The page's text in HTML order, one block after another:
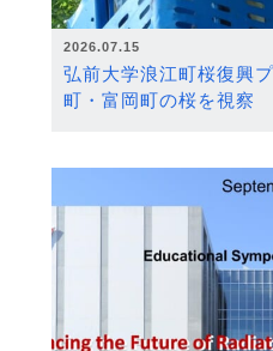
2026.07.15
弘前大学浪江町桜復興
町・富岡町の桜を視察